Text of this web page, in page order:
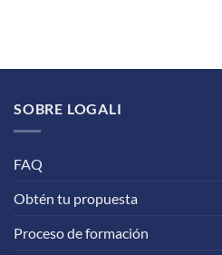
SOBRE LOGALI
FAQ
Obtén tu propuesta
Proceso de formación